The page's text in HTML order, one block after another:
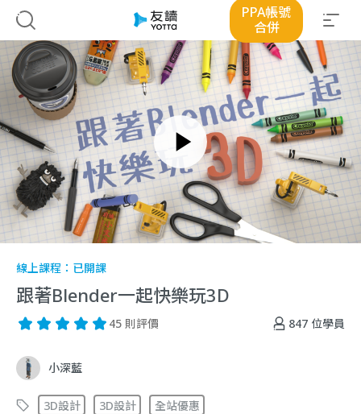
PPA帳號
合併
線上課程： 已開課
跟著Blender一起快樂玩3D
847 位學員
45 則評價
小深藍
3D設計 3D設計 全站優惠